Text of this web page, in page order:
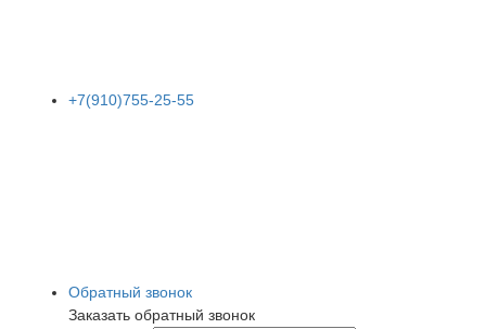
+7(910)755-25-55
Обратный звонок
Заказать обратный звонок